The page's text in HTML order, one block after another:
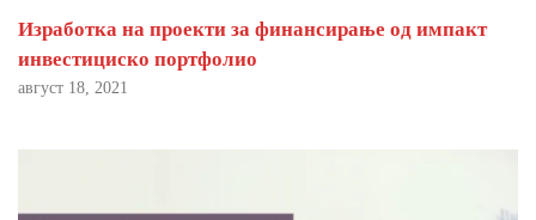
Изработка на проекти за финансирање од импакт
инвестициско портфолио
август 18, 2021